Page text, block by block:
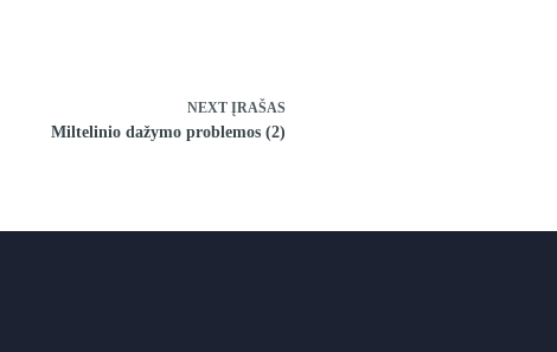
NEXT ĮRAŠAS
Miltelinio dažymo problemos (2)